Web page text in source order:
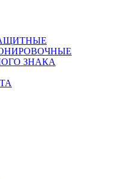
ЗНАКА